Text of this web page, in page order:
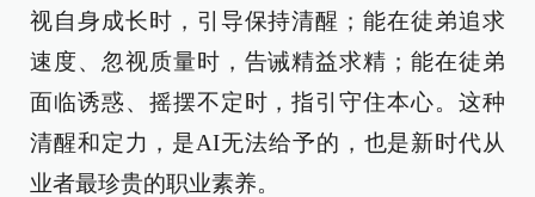
视自身成长时，引导保持清醒；能在徒弟追求
速度、忽视质量时，告诫精益求精；能在徒弟
面临诱惑、摇摆不定时，指引守住本心。这种
清醒和定力，是AI无法给予的，也是新时代从
业者最珍贵的职业素养。